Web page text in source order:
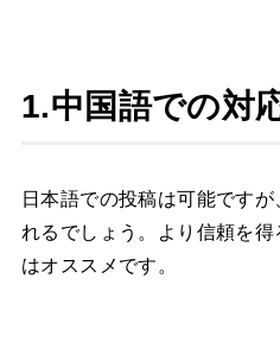
1.中国語での対
日本語での投稿は可能です
れるでしょう。より信頼を
はオススメです。